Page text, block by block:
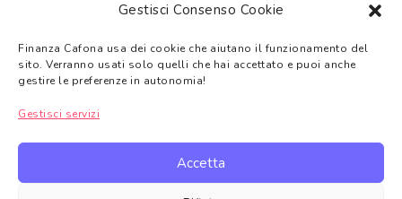
Gestisci Consenso Cookie
Finanza Cafona usa dei cookie che aiutano il funzionamento del
sito. Verranno usati solo quelli che hai accettato e puoi anche
gestire le preferenze in autonomia!
Gestisci servizi
Accetta
Tutti i temi trattati su Finanza Cafona hannosolo uno scopo
informativo e non di sostituzione a una consulenza finanziaria
finanziari, come suggerimento alla vendita o l’acquisto dei prodotti
finanziari trattati.
In alcuni casi Finanza Cafona in qualità di Affiliato Amazon,
Topcashback e di altre piattaforme di affiliazione potrebbe ricevere